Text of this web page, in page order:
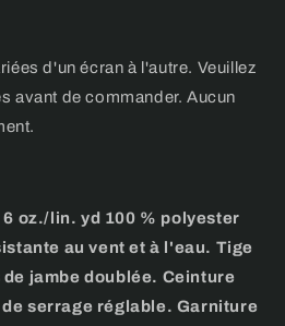
d'un écran à l'autre. Veuillez
avant de commander. Aucun
6 oz./lin. yd 100 % polyester
au vent et à l'eau. Tige
jambe doublée. Ceinture
serrage réglable. Garniture